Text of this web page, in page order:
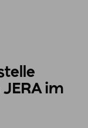
im